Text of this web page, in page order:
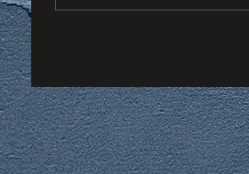
店者すべての方が 以下の
過ごし方とお願い ●初め
てご来店されるお客様へ
●お子様のご来店に関し
て ●営業スケジュール ●
メニュー内容 ●予約につ